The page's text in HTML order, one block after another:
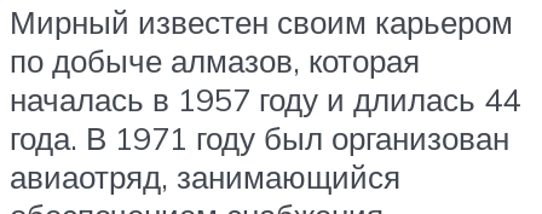
Мирный известен своим карьером
по добыче алмазов, которая
началась в 1957 году и длилась 44
года. В 1971 году был организован
авиаотряд, занимающийся